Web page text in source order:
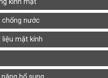
kính mặt
chống nước
liệu mặt kính